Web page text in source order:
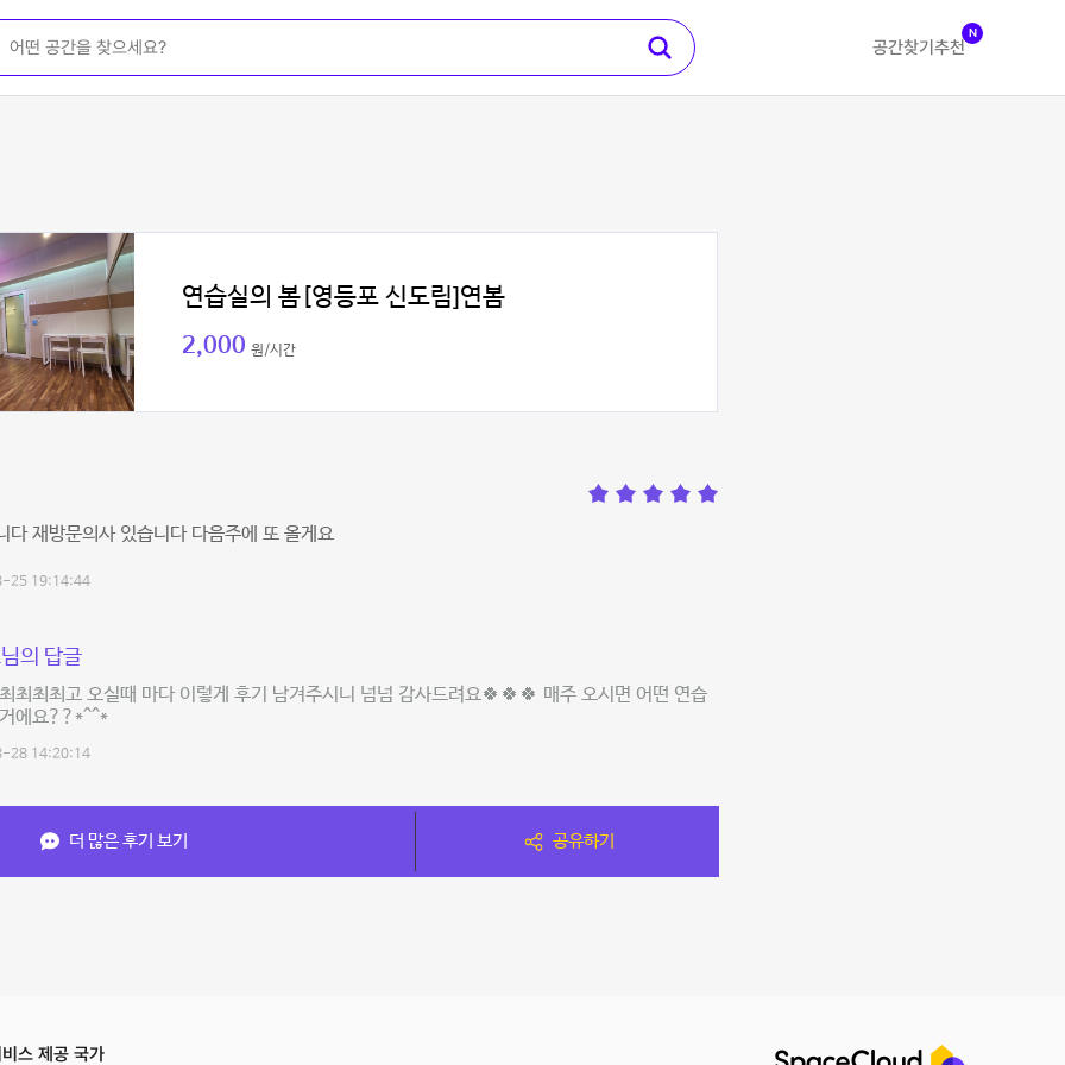
공간찾기 추천
N
연습실의 봄[영등포 신도림]연봄
2,000 원/시간
다 재방문의사 있습니다 다음주에 또 올게요
25 19:14:44
의 답글
최최최고 오실때 마다 이렇게 후기 남겨주시니 넘넘 감사드려요🍀🍀🍀 매주 오시면 어떤 연습
에요??*^^*
28 14:20:14
더 많은 후기 보기 공유하기
스 제공 국가